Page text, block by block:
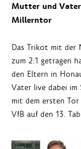
Mutter und
Millerntor
Das Trikot mit der
zum 2:1 getragen
den Eltern in
Vater live dabei
mit dem ersten
VfB auf den 13.